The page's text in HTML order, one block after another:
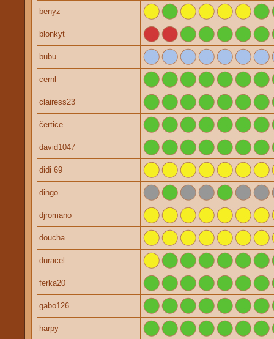
benyz
blonkyt
bubu
cernl
clairess23
čertice
david1047
didi 69
dingo
djromano
doucha
duracel
ferka20
gabo126
harpy